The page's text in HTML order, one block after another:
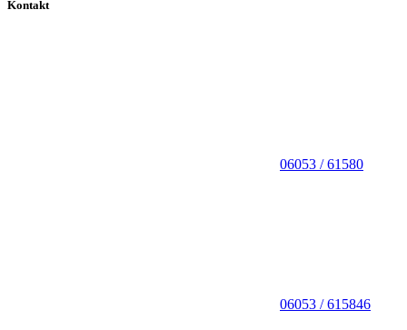
Kontakt
06053 / 61580
06053 / 615846